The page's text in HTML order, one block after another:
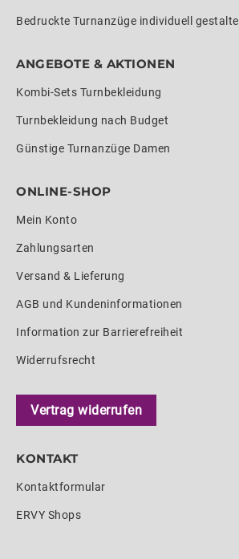
Bedruckte Turnanzüge individuell
ANGEBOTE & AKTIONEN
Kombi-Sets Turnbekleidung
Turnbekleidung nach Budget
Günstige Turnanzüge Damen
ONLINE-SHOP
Mein Konto
Zahlungsarten
Versand & Lieferung
AGB und Kundeninformationen
Information zur Barrierefreiheit
Widerrufsrecht
Vertrag widerrufen
KONTAKT
Kontaktformular
ERVY Shops